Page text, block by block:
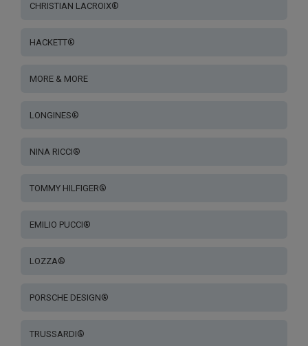
CHRISTIAN LACROIX®
HACKETT®
MORE & MORE
LONGINES®
NINA RICCI®
TOMMY HILFIGER®
EMILIO PUCCI®
LOZZA®
PORSCHE DESIGN®
TRUSSARDI®